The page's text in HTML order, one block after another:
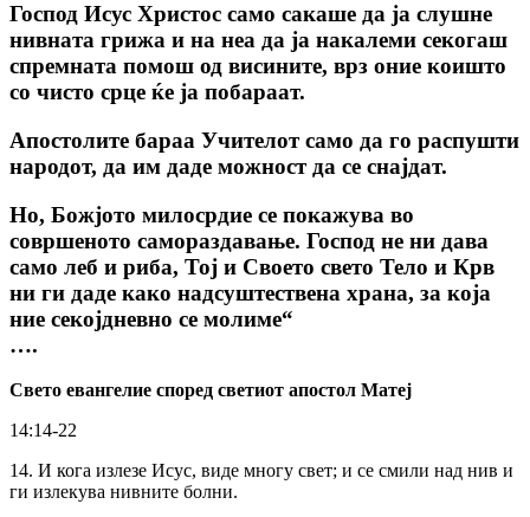
Господ Исус Христос само сакаше да ја слушне
нивната грижа и на неа да ја накалеми секогаш
спремната помош од висините, врз оние коишто
со чисто срце ќе ја побараат.
Апостолите бараа Учителот само да го распушти
народот, да им даде можност да се снајдат.
Но, Божјото милосрдие се покажува во
совршеното самораздавање. Господ не ни дава
само леб и риба, Тој и Своето свето Тело и Крв
ни ги даде како надсуштествена храна, за која
ние секојдневно се молиме“
….
Свето евангелие според светиот апостол Матеј
14:14-22
14. И кога излезе Исус, виде многу свет; и се смили над нив и
ги излекува нивните болни.